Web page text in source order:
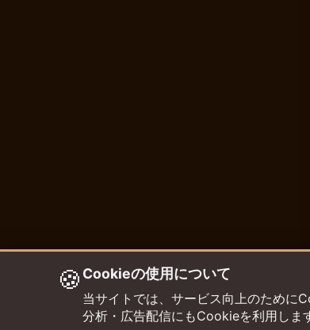
🍪 Cookieの使用について
当サイトでは、サービス向上のため
分析・広告配信にもCookieを利用しま